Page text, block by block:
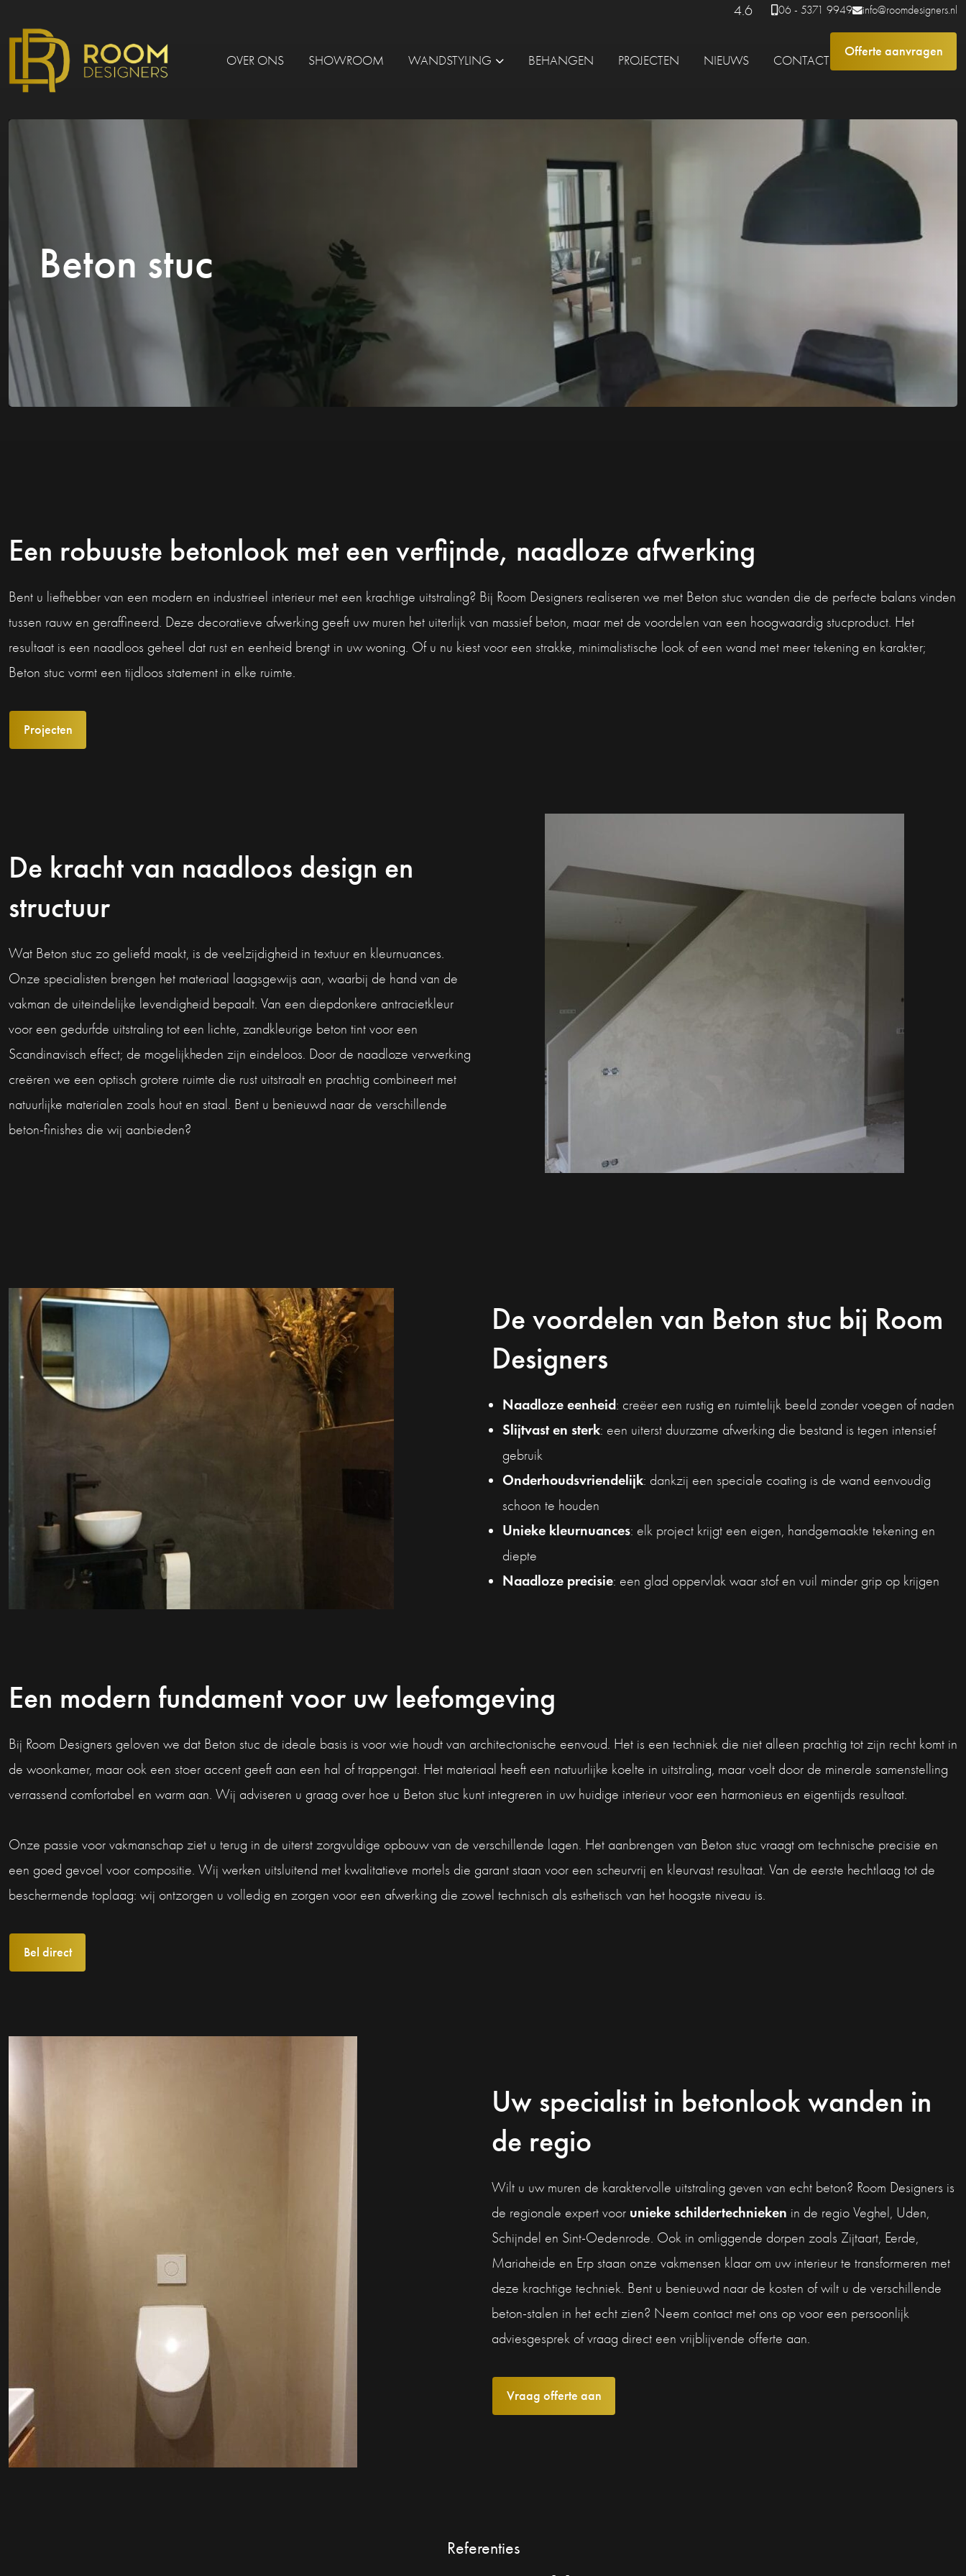
4.6 06 - 5371 9949 info@roomdesigners.nl
OVER ONS SHOWROOM WANDSTYLING BEHANGEN PROJECTEN NIEUWS CONTACT
Offerte aanvragen
Beton stuc
Een robuuste betonlook met een verfijnde, naadloze afwerking
Bent u liefhebber van een modern en industrieel interieur met een krachtige uitstraling? Bij Room Designers realiseren we met Beton stuc wanden die de perfecte balans vinden
tussen rauw en geraffineerd. Deze decoratieve afwerking geeft uw muren het uiterlijk van massief beton, maar met de voordelen van een hoogwaardig stucproduct. Het
resultaat is een naadloos geheel dat rust en eenheid brengt in uw woning. Of u nu kiest voor een strakke, minimalistische look of een wand met meer tekening en karakter;
Beton stuc vormt een tijdloos statement in elke ruimte.
Projecten
De kracht van naadloos design en
structuur
Wat Beton stuc zo geliefd maakt, is de veelzijdigheid in textuur en kleurnuances.
Onze specialisten brengen het materiaal laagsgewijs aan, waarbij de hand van de
vakman de uiteindelijke levendigheid bepaalt. Van een diepdonkere antracietkleur
voor een gedurfde uitstraling tot een lichte, zandkleurige beton tint voor een
Scandinavisch effect; de mogelijkheden zijn eindeloos. Door de naadloze verwerking
creëren we een optisch grotere ruimte die rust uitstraalt en prachtig combineert met
natuurlijke materialen zoals hout en staal. Bent u benieuwd naar de verschillende
beton-finishes die wij aanbieden?
De voordelen van Beton stuc bij Room
Designers
Naadloze eenheid: creëer een rustig en ruimtelijk beeld zonder voegen of naden
Slijtvast en sterk: een uiterst duurzame afwerking die bestand is tegen intensief
gebruik
Onderhoudsvriendelijk: dankzij een speciale coating is de wand eenvoudig
schoon te houden
Unieke kleurnuances: elk project krijgt een eigen, handgemaakte tekening en
diepte
Naadloze precisie: een glad oppervlak waar stof en vuil minder grip op krijgen
Een modern fundament voor uw leefomgeving
Bij Room Designers geloven we dat Beton stuc de ideale basis is voor wie houdt van architectonische eenvoud. Het is een techniek die niet alleen prachtig tot zijn recht komt in
de woonkamer, maar ook een stoer accent geeft aan een hal of trappengat. Het materiaal heeft een natuurlijke koelte in uitstraling, maar voelt door de minerale samenstelling
verrassend comfortabel en warm aan. Wij adviseren u graag over hoe u Beton stuc kunt integreren in uw huidige interieur voor een harmonieus en eigentijds resultaat.
Onze passie voor vakmanschap ziet u terug in de uiterst zorgvuldige opbouw van de verschillende lagen. Het aanbrengen van Beton stuc vraagt om technische precisie en
een goed gevoel voor compositie. Wij werken uitsluitend met kwalitatieve mortels die garant staan voor een scheurvrij en kleurvast resultaat. Van de eerste hechtlaag tot de
beschermende toplaag: wij ontzorgen u volledig en zorgen voor een afwerking die zowel technisch als esthetisch van het hoogste niveau is.
Bel direct
Uw specialist in betonlook wanden in
de regio
Wilt u uw muren de karaktervolle uitstraling geven van echt beton? Room Designers is
de regionale expert voor unieke schildertechnieken in de regio Veghel, Uden,
Schijndel en Sint-Oedenrode. Ook in omliggende dorpen zoals Zijtaart, Eerde,
Mariaheide en Erp staan onze vakmensen klaar om uw interieur te transformeren met
deze krachtige techniek. Bent u benieuwd naar de kosten of wilt u de verschillende
beton-stalen in het echt zien? Neem contact met ons op voor een persoonlijk
adviesgesprek of vraag direct een vrijblijvende offerte aan.
Vraag offerte aan
Referenties